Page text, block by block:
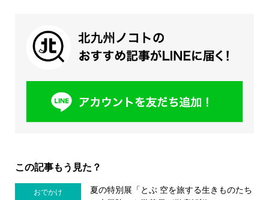
この記事もう見た？
おでかけ
夏の特別展「とぶ 空を旅する生きものたち